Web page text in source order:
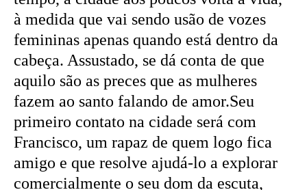
à medida que vai sendo usão de vozes
femininas apenas quando está dentro da
cabeça. Assustado, se dá conta de que
aquilo são as preces que as mulheres
fazem ao santo falando de amor.Seu
primeiro contato na cidade será com
Francisco, um rapaz de quem logo fica
amigo e que resolve ajudá-lo a explorar
comercialmente o seu dom da escuta,